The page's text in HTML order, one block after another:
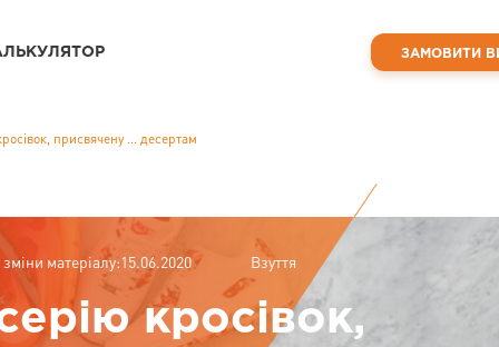
присвячену ... десертам
матеріалу:15.06.2020 Взуття
кросівок,
ЗАМОВИТИ